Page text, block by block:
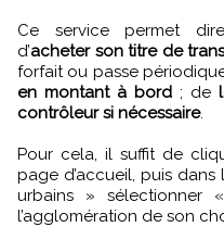
Ce service permet
d’acheter son titre de
forfait ou passe
en montant à bord ; de
contrôleur si nécessaire.
Pour cela, il suffit de
page d’accueil, puis
urbains » sélectionner
l’agglomération de son